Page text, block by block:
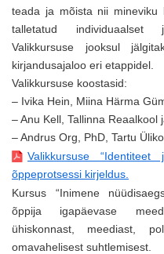
teada ja mõista nii mineviku
talletatud individuaalset
Valikkursuse jooksul
kirjandusajaloo eri etappidel.
Valikkursuse koostasid:
– Ivika Hein, Miina Härma
– Anu Kell, Tallinna Reaalkool
– Andrus Org, PhD, Tartu
Valikkursuse
õppeprotsessi kirjeldus.
Kursus “Inimene
õppija igapäevase
ühiskonnast, meediast,
omavahelisest suhtlemisest.